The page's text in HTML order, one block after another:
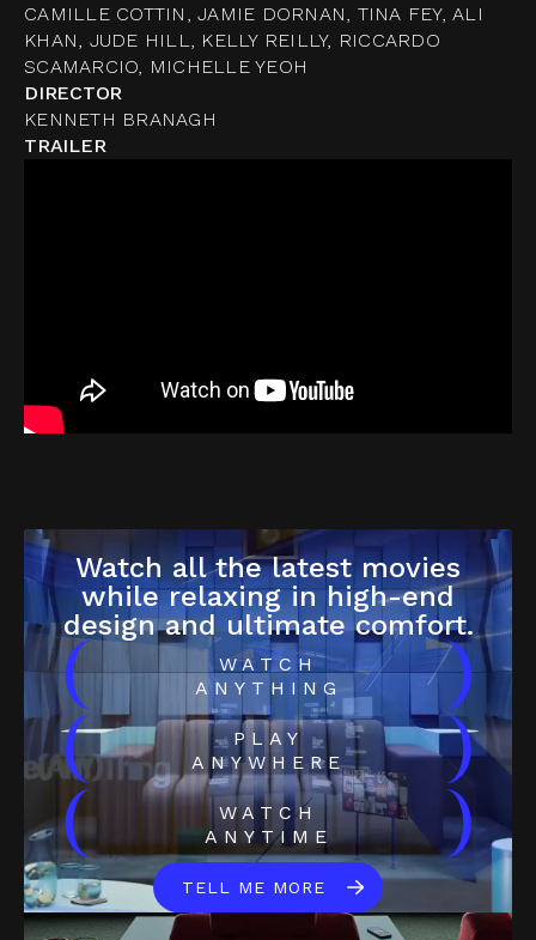
CAMILLE COTTIN, JAMIE DORNAN, TINA FEY, ALI
KHAN, JUDE HILL, KELLY REILLY, RICCARDO
SCAMARCIO, MICHELLE YEOH
DIRECTOR
KENNETH BRANAGH
TRAILER
Watch all the latest movies
while relaxing in high-end
design and ultimate comfort.
(
WATCH
ANYTHING
)
(
PLAY
ANYWHERE
)
(
WATCH
ANYTIME
)
TELL ME MORE